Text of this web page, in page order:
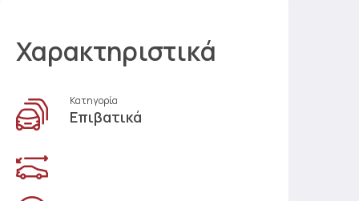
Χαρακτηριστικά
Κατηγορία
Επιβατικά